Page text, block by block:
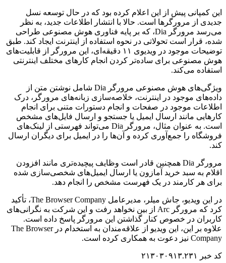
این کمپانی پیش از این اعلام کرده بود که در حال توسعه نسل
جدیدی از مرورگرها است. حالا با انتشار اطلاعات جدید، به نظر
می‌رسد مرورگر Dia، که بر پایه فناوری هوش مصنوعی طراحی
شده، قرار است تحولاتی در نحوه استفاده از اینترنت ایجاد کند. طبق
توضیحات موجود در ویدیوی ۱۱ دقیقه‌ای، این مرورگر از قابلیت‌های
هوش مصنوعی برای ساده‌تر کردن انجام کارهای مختلف اینترنتی
استفاده می‌کند.
ویژگی‌های هوش مصنوعی مرورگر Dia شامل نوشتن متن از
داده‌های موجود در اینترنت، خلاصه‌سازی زبانه‌های مرورگر، درک
اطلاعات موجود در صفحات و انجام دستورات متنی برای انجام
کارهایی مانند ارسال ایمیل یا جستجو و ارسال فایل‌های مشخص
است. به عنوان مثال، مرورگر Dia می‌تواند فهرستی از لینک‌های
فروشگاه را جمع‌آوری کرده و آن‌ها را در ایمیل برای دیگران ارسال
کند.
مرورگر Dia همچنین قادر است وظایف پیچیده‌تری مانند افزودن
اقلام به سبد خرید آمازون یا ارسال ایمیل‌های شخصی‌سازی شده
برای هر کارمند در یک فهرست مشخص را انجام دهد.
در این ویدیو، جاش میلر، مدیرعامل The Browser Company، تأکید
کرد که مرورگر Arc از بین نخواهد رفت و این شرکت به نگرانی‌های
کاربران در خصوص کنار گذاشتن این مرورگر پاسخ داده است.
علاوه بر این، این ویدیو از علاقه‌مندان به استخدام در The Browser
Company نیز دعوت به همکاری کرده است.
کد خبر ۲۱۳۰۳۰۹۱۳.۲۳۱